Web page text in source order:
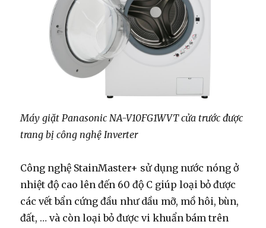
Máy giặt Panasonic NA-V10FG1WVT cửa trước được
trang bị công nghệ Inverter
Công nghệ StainMaster+ sử dụng nước nóng ở
nhiệt độ cao lên đến 60 độ C giúp loại bỏ được
các vết bẩn cứng đầu như dầu mỡ, mồ hôi, bùn,
đất, … và còn loại bỏ được vi khuẩn bám trên